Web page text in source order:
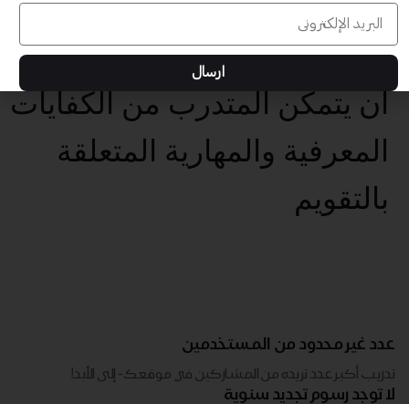
بتهيئة بيئات تعلم تفاعلية
وداعمة للمتعلم
أن يتمكن المتدرب من الكفايات
المعرفية والمهارية المتعلقة
بالتقويم
عدد غير محدود من المستخدمين
تدريب أكبر عدد تريده من المشاركين في موقعك - ​​إلى الأبد!
لا توجد رسوم تجديد سنوية
ارسال